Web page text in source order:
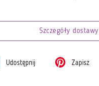
Szczegóły dostawy
Udostępnij Zapisz